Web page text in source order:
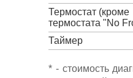
Термостат (кроме
термостата "No
Таймер
* - стоимость